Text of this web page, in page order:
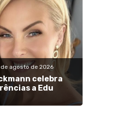
agosto de 2026
celebra
a Edu